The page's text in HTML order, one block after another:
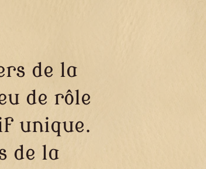
de la
de rôle
unique.
de la